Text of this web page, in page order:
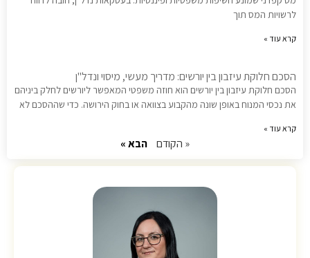
לרשויות המס תוך
קרא עוד »
הסכם חלוקת עיזבון בין יורשים: מדריך מעשי, מיסוי ונדל"ן
הסכם חלוקת עיזבון בין יורשים הוא חוזה משפטי המאפשר ליורשים לחלק ביניהם
את נכסי המנוח באופן שונה מהקבוע בצוואה או בחוק הירושה. כדי שההסכם לא
קרא עוד »
« הקודם הבא »